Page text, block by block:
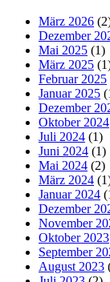
März 2026
Dezember
Mai 2025 (1)
März 2025
Februar 2025
Januar 2025
Dezember
Oktober 2024
Juli 2024 (1)
Juni 2024 (1)
Mai 2024 (2)
März 2024
Januar 2024
Dezember
November
Oktober 2023
September
August 2023